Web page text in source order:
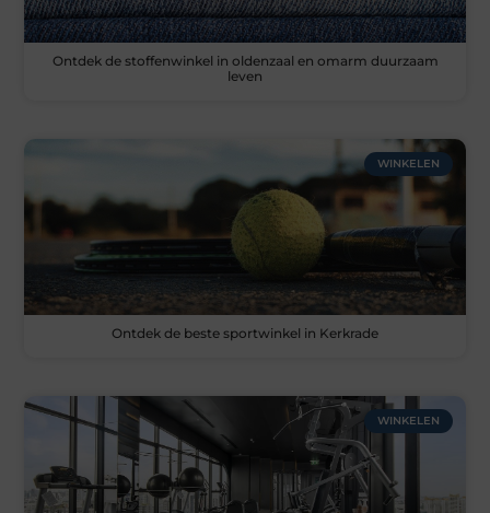
Ontdek de stoffenwinkel in oldenzaal en omarm duurzaam
leven
WINKELEN
Ontdek de beste sportwinkel in Kerkrade
WINKELEN